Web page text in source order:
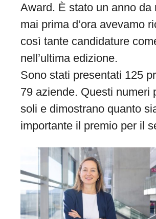
Award. È stato un anno da
mai prima d’ora avevamo
così tante candidature
nell’ultima edizione.
Sono stati presentati 125
79 aziende. Questi numeri
soli e dimostrano quanto
importante il premio per il